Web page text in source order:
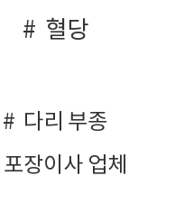
혈당
다리 부종
포장이사 업체